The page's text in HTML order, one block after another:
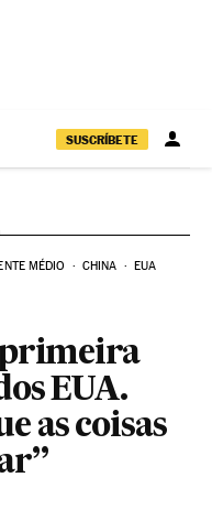
SUSCRÍBETE
MÉDIO CHINA EUA
primeira
EUA.
as coisas